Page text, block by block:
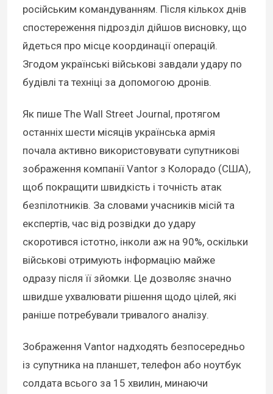
російським командуванням. Після кількох днів
спостереження підрозділ дійшов висновку, що
йдеться про місце координації операцій.
Згодом українські військові завдали удару по
будівлі та техніці за допомогою дронів.
Як пише The Wall Street Journal, протягом
останніх шести місяців українська армія
почала активно використовувати супутникові
зображення компанії Vantor з Колорадо (США),
щоб покращити швидкість і точність атак
безпілотників. За словами учасників місій та
експертів, час від розвідки до удару
скоротився істотно, інколи аж на 90%, оскільки
військові отримують інформацію майже
одразу після її зйомки. Це дозволяє значно
швидше ухвалювати рішення щодо цілей, які
раніше потребували тривалого аналізу.
Зображення Vantor надходять безпосередньо
із супутника на планшет, телефон або ноутбук
солдата всього за 15 хвилин, минаючи